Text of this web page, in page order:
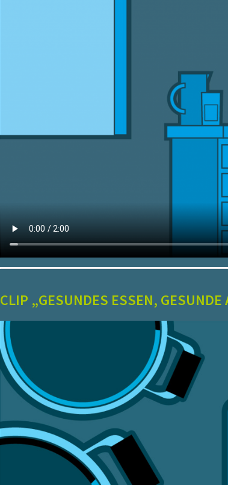
CLIP „GESUNDES ESSEN, GESUNDE